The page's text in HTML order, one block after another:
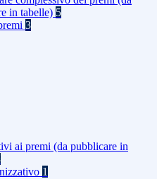
in tabelle) 5
3
ai premi (da pubblicare in
1